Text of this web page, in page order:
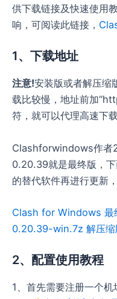
供下载链接及快速使用
响，可阅读此链接，
1、下载地址
注意!安装版或者解压缩
载比较慢，地址前加
符，就可以代理高速下载
Clashforwindows作者
0.20.39就是最终版，
的替代软件再进行更新
Clash for Windows
0.20.39-win.7z 解压缩
2、配置使用教程
1、首先需要注册一个